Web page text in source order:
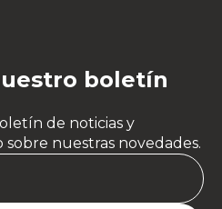
boletín
de noticias y
nuestras novedades.